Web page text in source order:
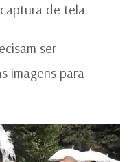
de tela.
ser
imagens para